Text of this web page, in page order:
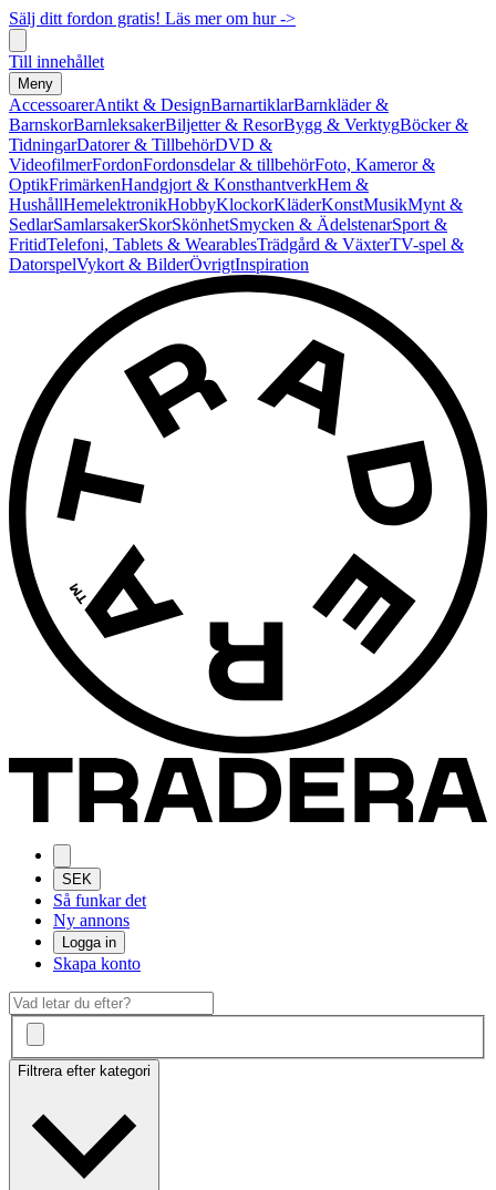
Sälj ditt fordon gratis! Läs mer om hur ->
Till innehållet
Meny
AccessoarerAntikt & DesignBarnartiklarBarnkläder &
BarnskorBarnleksakerBiljetter & ResorBygg & VerktygBöcker &
TidningarDatorer & TillbehörDVD &
VideofilmerFordonFordonsdelar & tillbehörFoto, Kameror &
OptikFrimärkenHandgjort & KonsthantverkHem &
HushållHemelektronikHobbyKlockorKläderKonstMusikMynt &
SedlarSamlarsakerSkorSkönhetSmycken & ÄdelstenarSport &
FritidTelefoni, Tablets & WearablesTrädgård & VäxterTV-spel &
DatorspelVykort & BilderÖvrigtInspiration
SEK
Så funkar det
Ny annons
Logga in
Skapa konto
Filtrera efter kategori